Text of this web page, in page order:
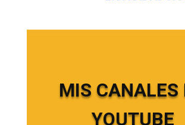
MIS CANALES
YOUTUBE